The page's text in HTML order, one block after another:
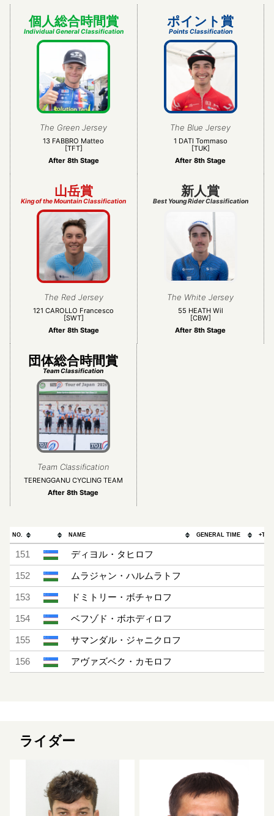
個人総合時間賞
Individual General Classification
The Green Jersey
13 FABBRO Matteo
[TFT]
After 8th Stage
ポイント賞
Points Classification
The Blue Jersey
1 DATI Tommaso
[TUK]
After 8th Stage
山岳賞
King of the Mountain Classification
The Red Jersey
121 CAROLLO Francesco
[SWT]
After 8th Stage
新人賞
Best Young Rider Classification
The White Jersey
55 HEATH Wil
[CBW]
After 8th Stage
団体総合時間賞
Team Classification
Team Classification
TERENGGANU CYCLING TEAM
After 8th Stage
NO. NAME GENERAL TIME +TOP
151 ディヨル・タヒロフ
152 ムラジャン・ハルムラトフ
153 ドミトリー・ボチャロフ
154 ベフゾド・ボホディロフ
155 サマンダル・ジャニクロフ
156 アヴァズベク・カモロフ
ライダー